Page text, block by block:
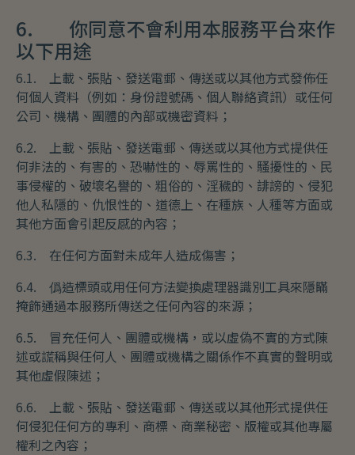
6. 你同意不會利用本服務平台來作
以下用途
6.1. 上載、張貼、發送電郵、傳送或以其他方式發佈任
何個人資料（例如：身份證號碼、個人聯絡資訊）或任何
公司、機構、團體的內部或機密資料；
6.2. 上載、張貼、發送電郵、傳送或以其他方式提供任
何非法的、有害的、恐嚇性的、辱罵性的、騷擾性的、民
事侵權的、破壞名譽的、粗俗的、淫穢的、誹謗的、侵犯
他人私隱的、仇恨性的、道德上、在種族、人種等方面或
其他方面會引起反感的內容；
6.3. 在任何方面對未成年人造成傷害；
6.4. 僞造標頭或用任何方法變換處理器識別工具來隱瞞
掩飾通過本服務所傳送之任何內容的來源；
6.5. 冒充任何人、團體或機構，或以虛偽不實的方式陳
述或謊稱與任何人、團體或機構之關係作不真實的聲明或
其他虛假陳述；
6.6. 上載、張貼、發送電郵、傳送或以其他形式提供任
何侵犯任何方的專利、商標、商業秘密、版權或其他專屬
權利之內容；